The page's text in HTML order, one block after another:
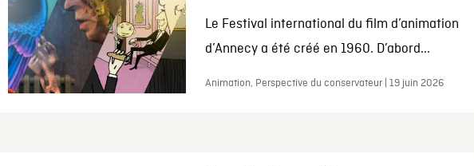
Le Festival international du film d’animation
d’Annecy a été créé en 1960. D’abord...
Animation, Perspective du conservateur | 19 juin 2026